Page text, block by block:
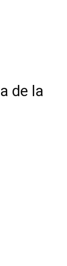
de la